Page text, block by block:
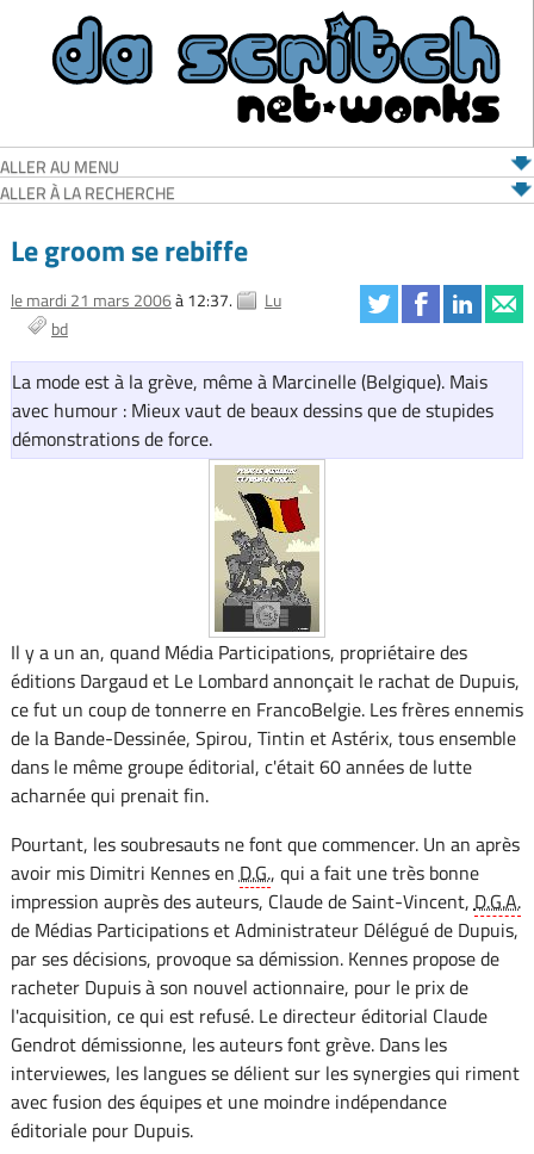
ALLER AU MENU
ALLER À LA RECHERCHE
Le groom se rebiffe
le mardi 21 mars 2006à 12:37.
Lu
bd
La mode est à la grève, même à Marcinelle (Belgique). Mais
avec humour : Mieux vaut de beaux dessins que de stupides
démonstrations de force.
Il y a un an, quand Média Participations, propriétaire des
éditions Dargaud et Le Lombard annonçait le rachat de Dupuis,
ce fut un coup de tonnerre en FrancoBelgie. Les frères ennemis
de la Bande-Dessinée, Spirou, Tintin et Astérix, tous ensemble
dans le même groupe éditorial, c'était 60 années de lutte
acharnée qui prenait fin.
Pourtant, les soubresauts ne font que commencer. Un an après
avoir mis Dimitri Kennes en D.G., qui a fait une très bonne
impression auprès des auteurs, Claude de Saint-Vincent, D.G.A.
de Médias Participations et Administrateur Délégué de Dupuis,
par ses décisions, provoque sa démission. Kennes propose de
racheter Dupuis à son nouvel actionnaire, pour le prix de
l'acquisition, ce qui est refusé. Le directeur éditorial Claude
Gendrot démissionne, les auteurs font grève. Dans les
interviewes, les langues se délient sur les synergies qui riment
avec fusion des équipes et une moindre indépendance
éditoriale pour Dupuis.